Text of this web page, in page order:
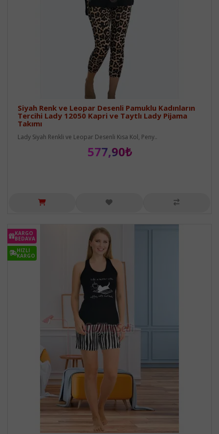
Siyah Renk ve Leopar Desenli Pamuklu Kadınların
Tercihi Lady 12050 Kapri ve Taytlı Lady Pijama
Takımı
Lady Siyah Renkli ve Leopar Desenli Kısa Kol, Peny..
577,90₺
KARGO
BEDAVA
HIZLI
KARGO